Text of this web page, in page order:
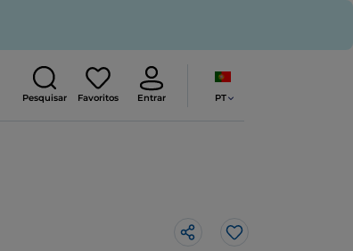
Pesquisar Favoritos Entrar PT
Gosto